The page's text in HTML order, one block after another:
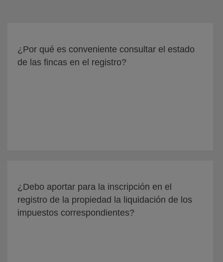
¿Por qué es conveniente consultar el estado
de las fincas en el registro?
¿Debo aportar para la inscripción en el
registro de la propiedad la liquidación de los
impuestos correspondientes?